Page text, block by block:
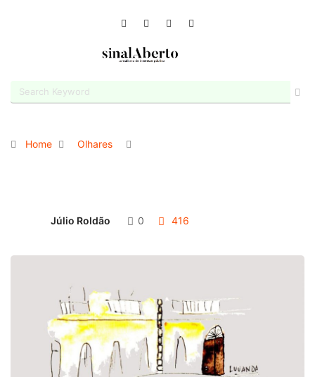
Home Olhares
Júlio Roldão 0 416